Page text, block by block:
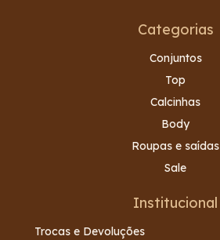
Categorias
Conjuntos
Top
Calcinhas
Body
Roupas e saídas
Sale
Institucional
Trocas e Devoluções